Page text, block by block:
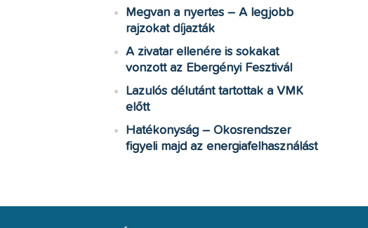
Megvan a nyertes – A legjobb
rajzokat díjazták
A zivatar ellenére is sokakat
vonzott az Ebergényi Fesztivál
Lazulós délutánt tartottak a VMK
előtt
Hatékonyság – Okosrendszer
figyeli majd az energiafelhasználást